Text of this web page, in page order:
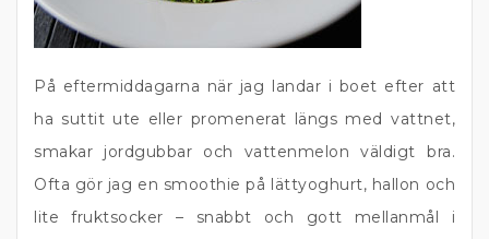
På eftermiddagarna när jag landar i boet efter att
ha suttit ute eller promenerat längs med vattnet,
smakar jordgubbar och vattenmelon väldigt bra.
Ofta gör jag en smoothie på lättyoghurt, hallon och
lite fruktsocker – snabbt och gott mellanmål i